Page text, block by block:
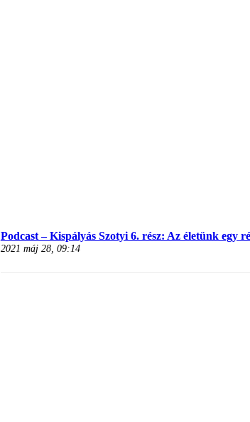
Podcast – Kispályás Szotyi 6. rész: Az életünk egy
2021 máj 28, 09:14